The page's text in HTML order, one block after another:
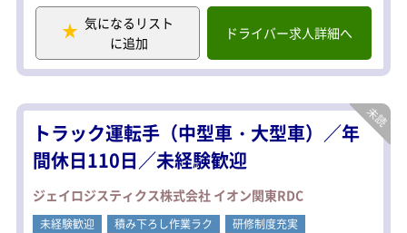
配送品：日用品、雑貨、アパレル商品
等
＜無理なスケジュールはいっさいなし
＞
当社は夜間幹線定期便を自社運行して
おり運行管理しやすく長距離ドライバ
ーの体に負荷がかからないよう、余裕
をもった配送スケジュールの調整を行
っています。
休憩や仮眠をしっかり取り、ゆとりを
持った配送が可能です◎
気になるリスト
に追加
ドライバー求人詳細へ
トラック運転手（中型車・大型車）／年
間休日110日／未経験歓迎
ジェイロジスティクス株式会社 イオン関東RDC
未経験歓迎 積み下ろし作業ラク
研修制度充実